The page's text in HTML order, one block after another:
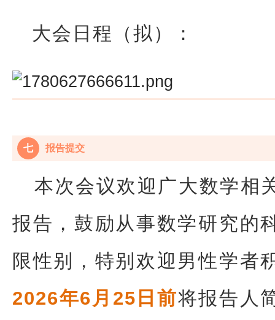
大会日程（拟）：
七 报告提交
本次会议欢迎广大数学相
报告，鼓励从事数学研究的
限性别，特别欢迎男性学者
2026年6月25日前将报告人